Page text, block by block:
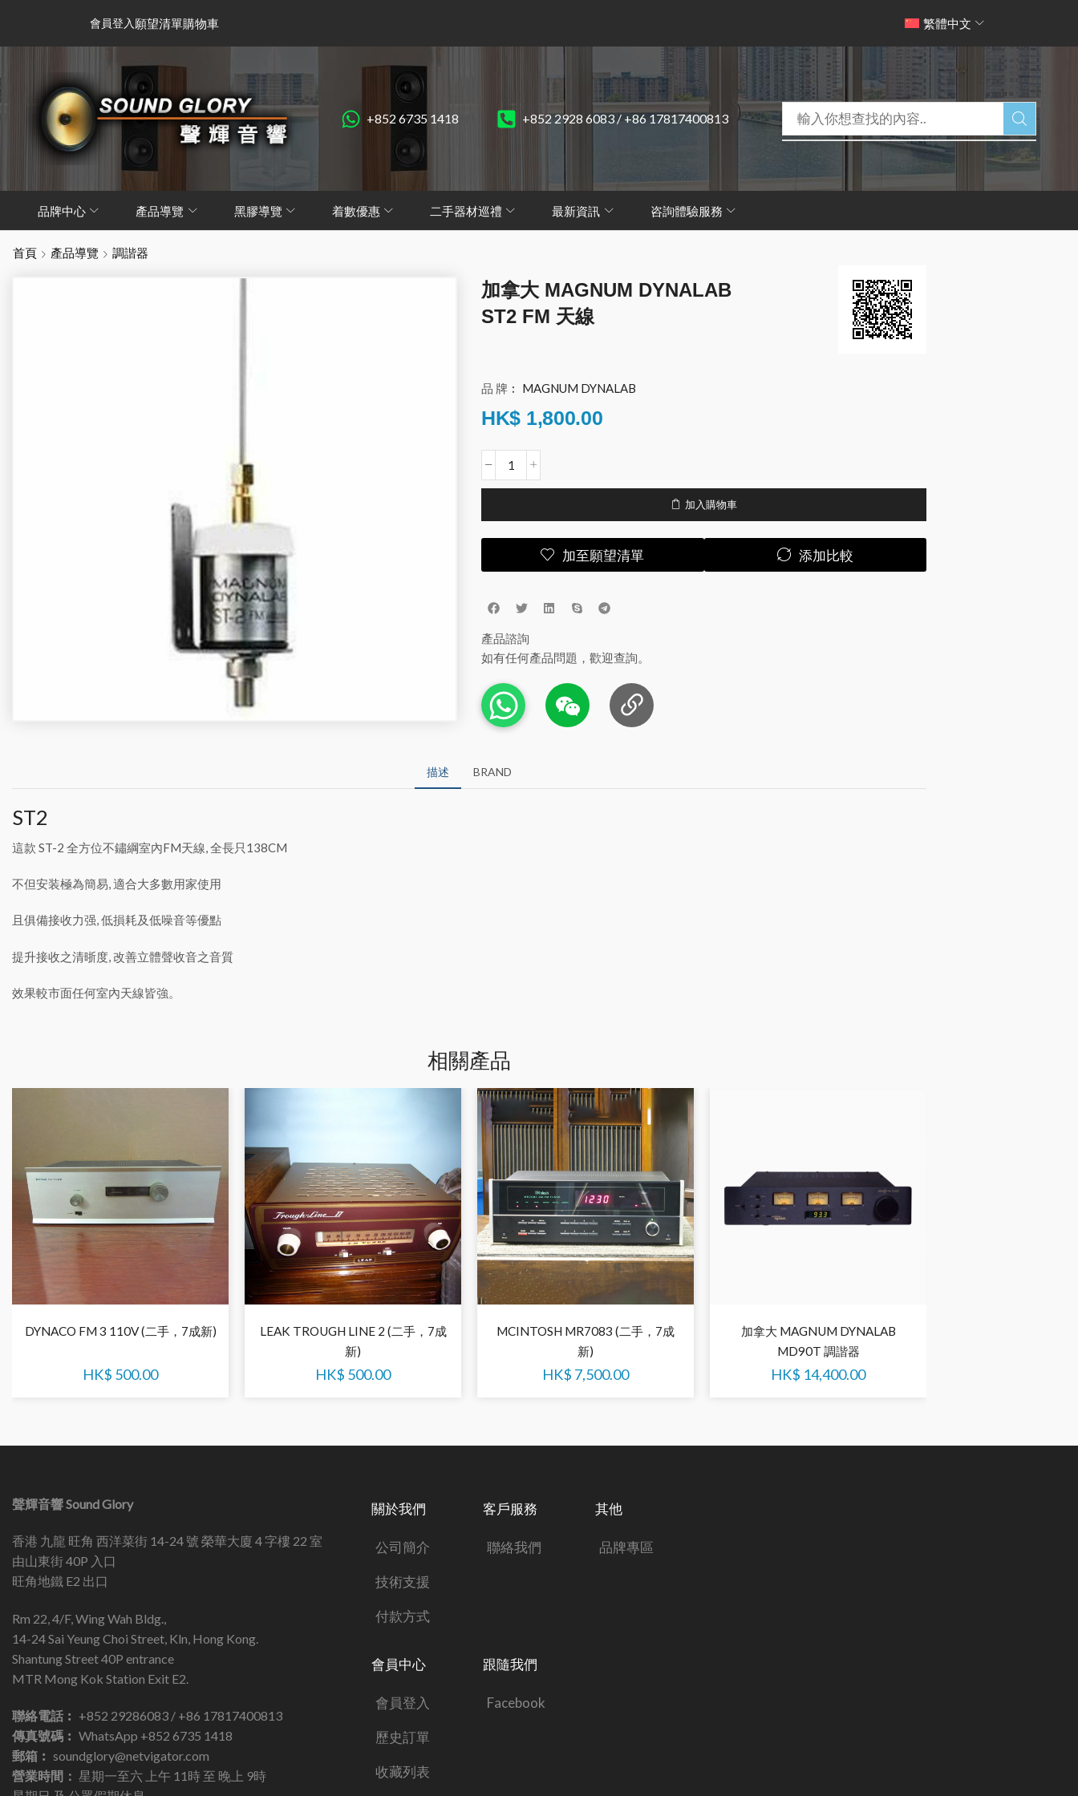
會員登入 願望清單購物車 繁體中文
+852 6735 1418 +852 2928 6083 / +86 17817400813
品牌中心 產品導覽 黑膠導覽 着數優惠 二手器材巡禮 最新資訊 咨詢體驗服務
首頁 產品導覽 調諧器
加拿大 MAGNUM DYNALAB
ST2 FM 天線
品 牌︰ MAGNUM DYNALAB
HK$ 1,800.00
加入購物車
加至願望清單 添加比較
產品諮詢
如有任何產品問題，歡迎查詢。
描述 BRAND
ST2
這款 ST-2 全方位不鏽綱室內FM天線, 全長只138CM
不但安装極為簡易, 適合大多數用家使用
且俱備接收力强, 低損耗及低噪音等優點
提升接收之清晣度, 改善立體聲收音之音質
效果較市面任何室內天線皆強。
相關產品
DYNACO FM 3 110V (二手，7成新)
HK$ 500.00
LEAK TROUGH LINE 2 (二手，7成
新)
HK$ 500.00
MCINTOSH MR7083 (二手，7成
新)
HK$ 7,500.00
加拿大 MAGNUM DYNALAB
MD90T 調諧器
HK$ 14,400.00
聲輝音響 Sound Glory
香港 九龍 旺角 西洋菜街 14-24 號 榮華大廈 4 字樓 22 室
由山東街 40P 入口
旺角地鐵 E2 出口
Rm 22, 4/F, Wing Wah Bldg.,
14-24 Sai Yeung Choi Street, Kln, Hong Kong.
Shantung Street 40P entrance
MTR Mong Kok Station Exit E2.
聯絡電話︰ +852 29286083 / +86 17817400813
傳真號碼︰ WhatsApp +852 6735 1418
郵箱︰ soundglory@netvigator.com
營業時間： 星期一至六 上午 11時 至 晚上 9時
關於我們
公司簡介
技術支援
付款方式
客戶服務
聯絡我們
其他
品牌專區
會員中心
會員登入
歷史訂單
收藏列表
跟隨我們
Facebook